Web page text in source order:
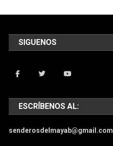
SIGUENOS
ESCRÍBENOS AL:
senderosdelmayab@gmail.com